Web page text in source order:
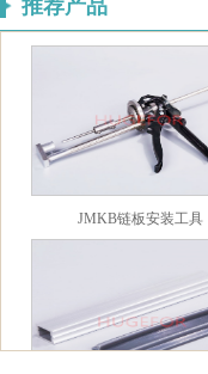
推荐产品JLM-ZJ 铝合金护栏支架